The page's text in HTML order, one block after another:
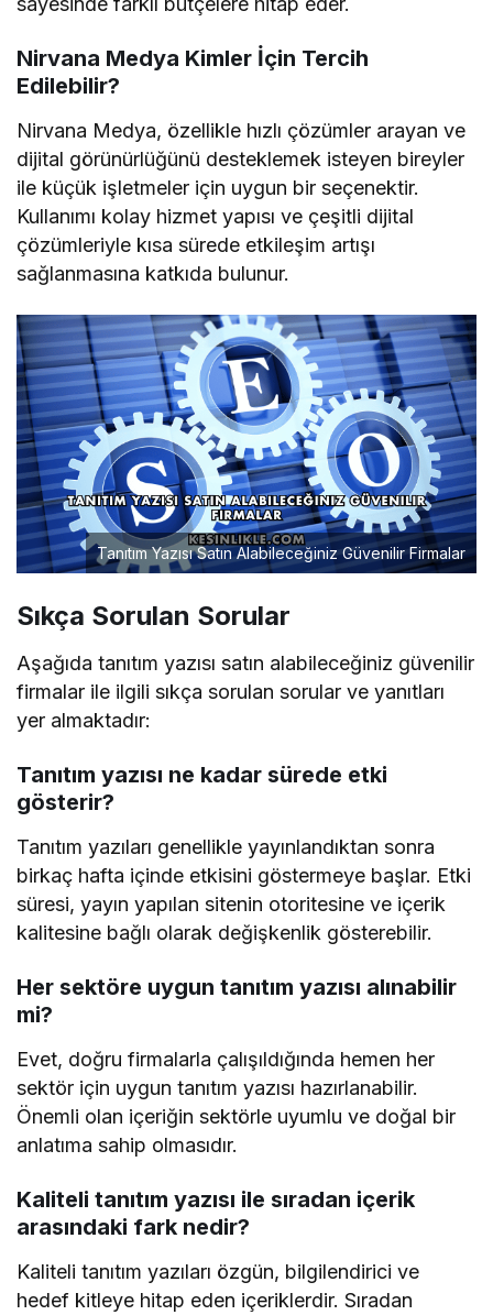
Nirvana Medya Kimler İçin Tercih
Edilebilir?
Nirvana Medya, özellikle hızlı çözümler arayan ve
dijital görünürlüğünü desteklemek isteyen bireyler
ile küçük işletmeler için uygun bir seçenektir.
Kullanımı kolay hizmet yapısı ve çeşitli dijital
çözümleriyle kısa sürede etkileşim artışı
sağlanmasına katkıda bulunur.
Tanıtım Yazısı Satın Alabileceğiniz Güvenilir Firmalar
Sıkça Sorulan Sorular
Aşağıda tanıtım yazısı satın alabileceğiniz güvenilir
firmalar ile ilgili sıkça sorulan sorular ve yanıtları
yer almaktadır:
Tanıtım yazısı ne kadar sürede etki
gösterir?
Tanıtım yazıları genellikle yayınlandıktan sonra
birkaç hafta içinde etkisini göstermeye başlar. Etki
süresi, yayın yapılan sitenin otoritesine ve içerik
kalitesine bağlı olarak değişkenlik gösterebilir.
Her sektöre uygun tanıtım yazısı alınabilir
mi?
Evet, doğru firmalarla çalışıldığında hemen her
sektör için uygun tanıtım yazısı hazırlanabilir.
Önemli olan içeriğin sektörle uyumlu ve doğal bir
anlatıma sahip olmasıdır.
Kaliteli tanıtım yazısı ile sıradan içerik
arasındaki fark nedir?
Kaliteli tanıtım yazıları özgün, bilgilendirici ve
hedef kitleye hitap eden içeriklerdir. Sıradan